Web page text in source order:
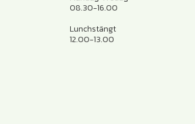
08.30-16.00
Lunchstängt
12.00-13.00